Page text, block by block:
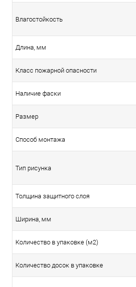
Влагостойкость
Длина, мм
Класс пожарной опасности
Наличие фаски
Размер
Способ монтажа
Тип рисунка
Толщина защитного слоя
Ширина, мм
Количество в упаковке (м2)
Количество досок в упаковке